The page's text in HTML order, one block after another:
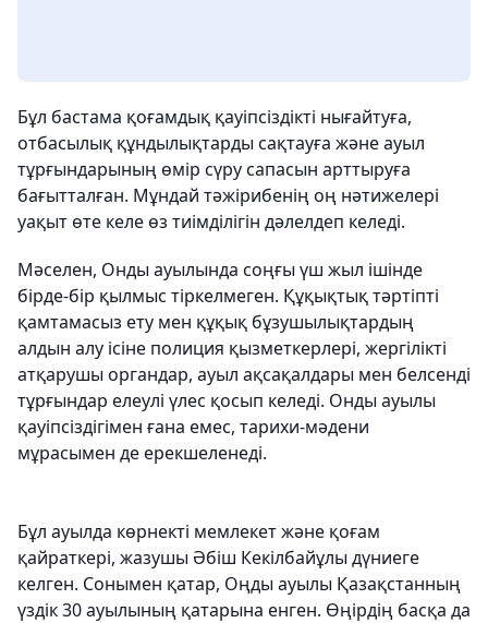
Бұл бастама қоғамдық қауіпсіздікті нығайтуға,
отбасылық құндылықтарды сақтауға және ауыл
тұрғындарының өмір сүру сапасын арттыруға
бағытталған. Мұндай тәжірибенің оң нәтижелері
уақыт өте келе өз тиімділігін дәлелдеп келеді.
Мәселен, Онды ауылында соңғы үш жыл ішінде
бірде-бір қылмыс тіркелмеген. Құқықтық тәртіпті
қамтамасыз ету мен құқық бұзушылықтардың
алдын алу ісіне полиция қызметкерлері, жергілікті
атқарушы органдар, ауыл ақсақалдары мен белсенді
тұрғындар елеулі үлес қосып келеді. Онды ауылы
қауіпсіздігімен ғана емес, тарихи-мәдени
мұрасымен де ерекшеленеді.
Бұл ауылда көрнекті мемлекет және қоғам
қайраткері, жазушы Әбіш Кекілбайұлы дүниеге
келген. Сонымен қатар, Оңды ауылы Қазақстанның
үздік 30 ауылының қатарына енген. Өңірдің басқа да